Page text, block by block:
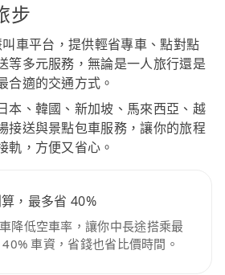
步
車平台，提供輕省專車、點對點
等多元服務，無論是一人旅行還是
合適的交通方式。
本、韓國、新加坡、馬來西亞、越
接送與景點包車服務，讓你的旅程
軌，方便又省心。
，最多省 40%
降低空車率，讓你中長途搭乘最
車資，省錢也省比價時間。